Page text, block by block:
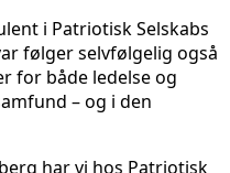
i Patriotisk Selskabs
følger selvfølgelig også
for både ledelse og
– og i den
har vi hos Patriotisk